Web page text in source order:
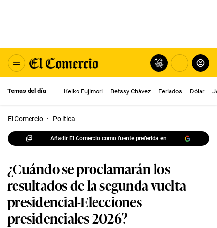
Temas del día Keiko Fujimori Betssy Chávez Feriados Dólar
El Comercio · Politica
Añadir El Comercio como fuente preferida en
¿Cuándo se proclamarán los
resultados de la segunda vuelta
presidencial-Elecciones
presidenciales 2026?